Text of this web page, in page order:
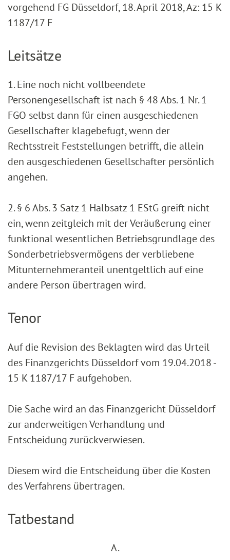
vorgehend FG Düsseldorf, 18. April 2018, Az: 15 K
1187/17 F
Leitsätze
1. Eine noch nicht vollbeendete
Personengesellschaft ist nach § 48 Abs. 1 Nr. 1
FGO selbst dann für einen ausgeschiedenen
Gesellschafter klagebefugt, wenn der
Rechtsstreit Feststellungen betrifft, die allein
den ausgeschiedenen Gesellschafter persönlich
angehen.
2. § 6 Abs. 3 Satz 1 Halbsatz 1 EStG greift nicht
ein, wenn zeitgleich mit der Veräußerung einer
funktional wesentlichen Betriebsgrundlage des
Sonderbetriebsvermögens der verbliebene
Mitunternehmeranteil unentgeltlich auf eine
andere Person übertragen wird.
Tenor
Auf die Revision des Beklagten wird das Urteil
des Finanzgerichts Düsseldorf vom 19.04.2018 -
15 K 1187/17 F aufgehoben.
Die Sache wird an das Finanzgericht Düsseldorf
zur anderweitigen Verhandlung und
Entscheidung zurückverwiesen.
Diesem wird die Entscheidung über die Kosten
des Verfahrens übertragen.
Tatbestand
A.